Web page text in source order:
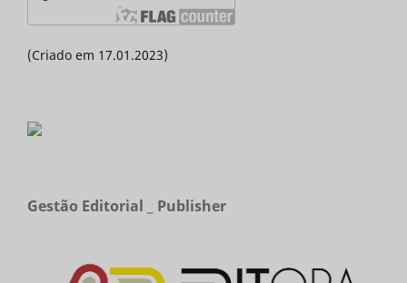
(Criado em 17.01.2023)
Gestão Editorial _ Publisher